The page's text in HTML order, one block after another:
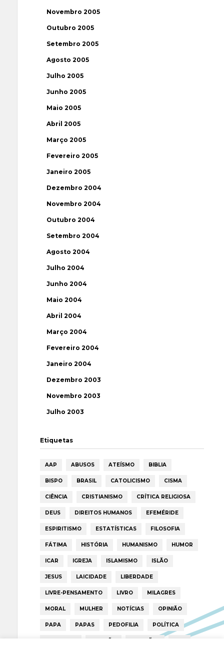
Novembro 2005
Outubro 2005
Setembro 2005
Agosto 2005
Julho 2005
Junho 2005
Maio 2005
Abril 2005
Março 2005
Fevereiro 2005
Janeiro 2005
Dezembro 2004
Novembro 2004
Outubro 2004
Setembro 2004
Agosto 2004
Julho 2004
Junho 2004
Maio 2004
Abril 2004
Março 2004
Fevereiro 2004
Janeiro 2004
Dezembro 2003
Novembro 2003
Julho 2003
Etiquetas
AAP ABUSOS ATEÍSMO BIBLIA
BISPO BRASIL CATOLICISMO CISMA
CIÊNCIA CRISTIANISMO CRÍTICA RELIGIOSA
DEUS DIREITOS HUMANOS EFEMÉRIDE
ESPIRITISMO ESTATÍSTICAS FILOSOFIA
FÁTIMA HISTÓRIA HUMANISMO HUMOR
ICAR IGREJA ISLAMISMO ISLÃO
JESUS LAICIDADE LIBERDADE
LIVRE-PENSAMENTO LIVRO MILAGRES
MORAL MULHER NOTÍCIAS OPINIÃO
PAPA PAPAS PEDOFILIA POLÍTICA
PORTUGAL RELIGIÃO RELIGIÕES RTP